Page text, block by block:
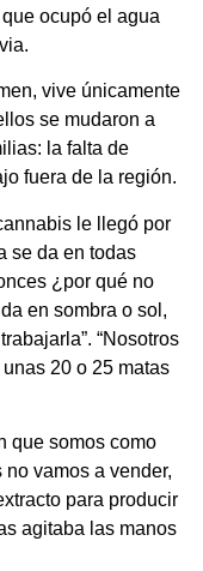
ocupó el agua
vive únicamente
se mudaron a
la falta de
fuera de la región.
le llegó por
se da en todas
¿por qué no
en sombra o sol,
“Nosotros
20 o 25 matas
que somos como
vamos a vender,
para producir
agitaba las manos